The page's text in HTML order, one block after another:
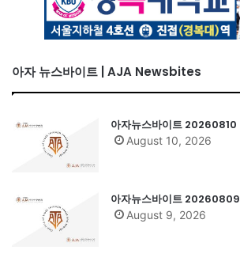
아자 뉴스바이트 | AJA Newsbites
아자뉴스바이트 20260810
August 10, 2026
아자뉴스바이트 20260809
August 9, 2026